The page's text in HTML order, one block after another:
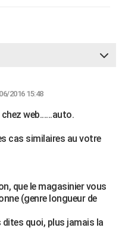
2016 15:48
web......auto.
cas similaires au votre
que le magasinier vous
(genre longueur de
dites quoi, plus jamais la